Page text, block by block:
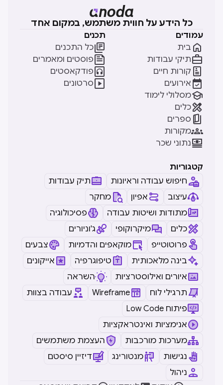
כל הידע על חווית משתמש, במקום אחד
עמודים
בית 
תיקי עבודות
קורות חיים 
אירועים 
מסלולי לימוד
כלים
ספרים 
מקורות
נתוני שכר
תכנים
כל התכנים
פוסטים ומאמרים
פודקאסטים
סרטונים
קטגוריות
חיפוש עבודה וראיונות
תיק עבודות
עיצוב
אפיון
מחקר
מתודות ושיטות עבודה
פסיכולוגיה
כלים
מיקרוקופי
ג'וניורים
פרוטוטייפ
מוקאפים והדמיות
צבעים
בינה מלאכותית
טיפוגרפיה
אייקונים
איורים ואילוסטרציות
השראה
תרגילי לוח
Wireframe
עבודה בצוות
Low Code פיתוח
אנימציות ואינטראקציות
מערכות מורכבות
העצמת משתמשים
נגישות
מנטורינג
דיזיין סיסטם
ניהול